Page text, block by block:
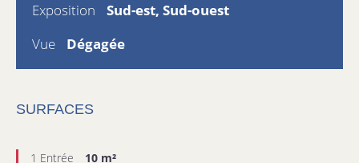
Exposition
Sud-est, Sud-ouest
Vue
Dégagée
SURFACES
1 Entrée 10 m²